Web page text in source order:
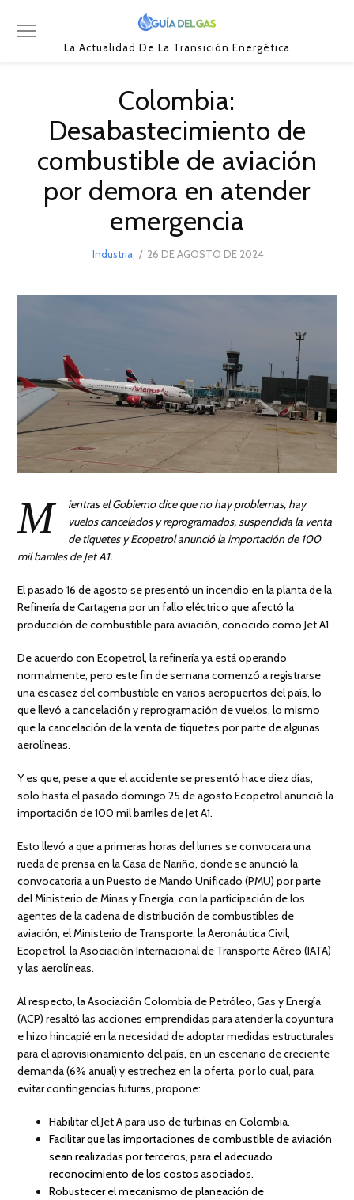
La Actualidad De La Transición Energética
Colombia:
Desabastecimiento de
combustible de aviación
por demora en atender
emergencia
Industria
POSTED
26 DE AGOSTO DE 202426
M
ientras el Gobierno dice que no hay problemas, hay
vuelos cancelados y reprogramados, suspendida la venta
de tiquetes y Ecopetrol anunció la importación de 100
mil barriles de Jet A1.
El pasado 16 de agosto se presentó un incendio en la planta de la
Refinería de Cartagena por un fallo eléctrico que afectó la
producción de combustible para aviación, conocido como Jet A1.
De acuerdo con Ecopetrol, la refinería ya está operando
normalmente, pero este fin de semana comenzó a registrarse
una escasez del combustible en varios aeropuertos del país, lo
que llevó a cancelación y reprogramación de vuelos, lo mismo
que la cancelación de la venta de tiquetes por parte de algunas
aerolíneas.
Y es que, pese a que el accidente se presentó hace diez días,
solo hasta el pasado domingo 25 de agosto Ecopetrol anunció la
importación de 100 mil barriles de Jet A1.
Esto llevó a que a primeras horas del lunes se convocara una
rueda de prensa en la Casa de Nariño, donde se anunció la
convocatoria a un Puesto de Mando Unificado (PMU) por parte
del Ministerio de Minas y Energía, con la participación de los
agentes de la cadena de distribución de combustibles de
aviación, el Ministerio de Transporte, la Aeronáutica Civil,
Ecopetrol, la Asociación Internacional de Transporte Aéreo (IATA)
y las aerolíneas.
Al respecto, la Asociación Colombia de Petróleo, Gas y Energía
(ACP) resaltó las acciones emprendidas para atender la coyuntura
e hizo hincapié en la necesidad de adoptar medidas estructurales
para el aprovisionamiento del país, en un escenario de creciente
demanda (6% anual) y estrechez en la oferta, por lo cual, para
evitar contingencias futuras, propone:
Habilitar el Jet A para uso de turbinas en Colombia.
Facilitar que las importaciones de combustible de aviación
sean realizadas por terceros, para el adecuado
reconocimiento de los costos asociados.
Robustecer el mecanismo de planeación de